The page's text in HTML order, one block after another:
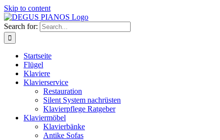
Skip to content
Search for:
Startseite
Flügel
Klaviere
Klavierservice
Restauration
Silent System nachrüsten
Klavierpflege Ratgeber
Klaviermöbel
Klavierbänke
Antike Sofas